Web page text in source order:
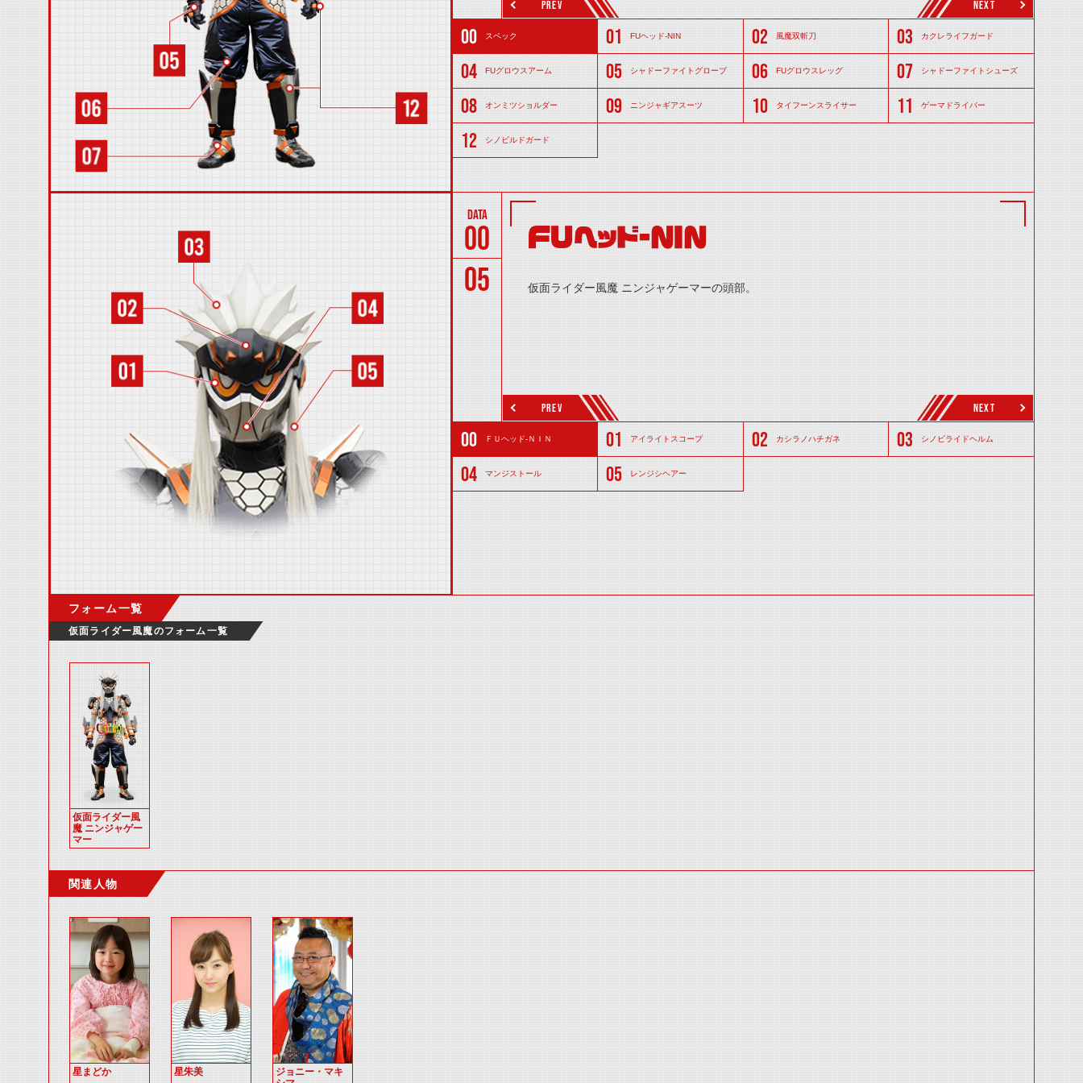
PREV NEXT
スペック FUヘッド-NIN 風魔双斬刀 カクレライフガード
FUグロウスアーム シャドーファイトグローブ FUグロウスレッグ シャドーファイトシューズ
オンミツショルダー ニンジャギアスーツ タイフーンスライサー ゲーマドライバー
シノビルドガード
00
05
ＦＵヘッド-ＮＩＮ
仮面ライダー風魔 ニンジャゲーマーの頭部。
PREV NEXT
ＦＵヘッド-ＮＩＮ アイライトスコープ カシラノハチガネ シノビライドヘルム
マンジストール レンジシヘアー
フォーム一覧
仮面ライダー風魔のフォーム一覧
仮面ライダー風
魔 ニンジャゲー
マー
関連人物
星まどか 星朱美
ジョニー・マキ